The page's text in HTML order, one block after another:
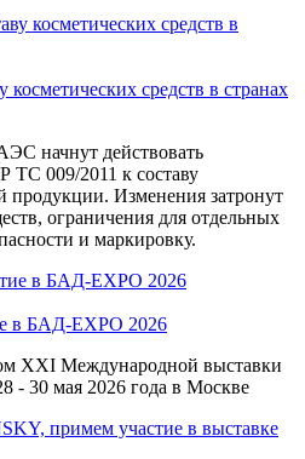
косметических средств в странах
начнут действовать
ТС 009/2011 к составу
продукции. Изменения затронут
ограничения для отдельных
и маркировку.
в БАД-EXPO 2026
XXI Международной выставки
- 30 мая 2026 года в Москве